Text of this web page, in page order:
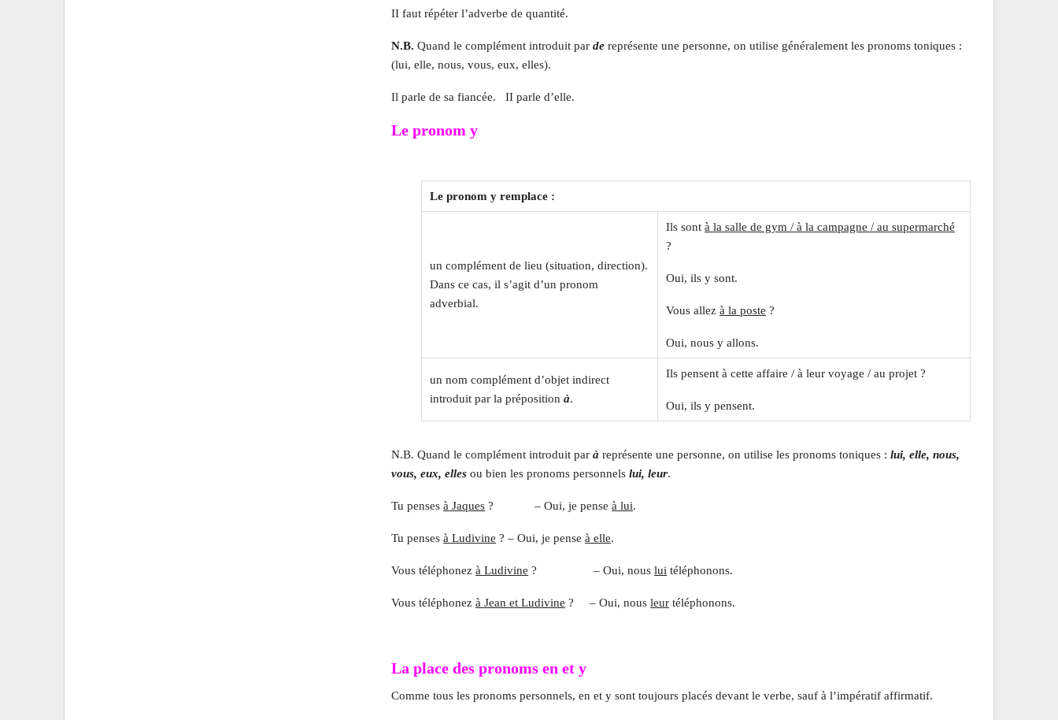
II faut répéter l’adverbe de quantité.
N.B. Quand le complément introduit parde représente une personne, on utilise généralement les pronoms toniques :
(lui, elle, nous, vous, eux, elles).
Il parle de sa fiancée. II parle d’elle.
Le pronom y
Le pronom y remplace :
un complément de lieu (situation, direction).
Dans ce cas, il s’agit d’un pronom
adverbial.
Ils sont à la salle de gym / à la campagne / au supermarché
?
Oui, ils y sont.
Vous allez à la poste ?
Oui, nous y allons.
un nom complément d’objet indirect
introduit par la préposition à.
Ils pensent à cette affaire / à leur voyage / au projet ?
Oui, ils y pensent.
N.B. Quand le complément introduit parà représente une personne, on utilise les pronoms toniques :lui, elle, nous,
vous, eux, elles ou bien les pronoms personnelslui, leur.
Tu pensesà Jaques ? – Oui, je penseà lui.
Tu pensesà Ludivine ? – Oui, je penseà elle.
Vous téléphonezà Ludivine ? – Oui, nouslui téléphonons.
Vous téléphonezà Jean et Ludivine ? – Oui, nousleur téléphonons.
La place des pronoms en et y
Comme tous les pronoms personnels, en et y sont toujours placés devant le verbe, sauf à l’impératif affirmatif.